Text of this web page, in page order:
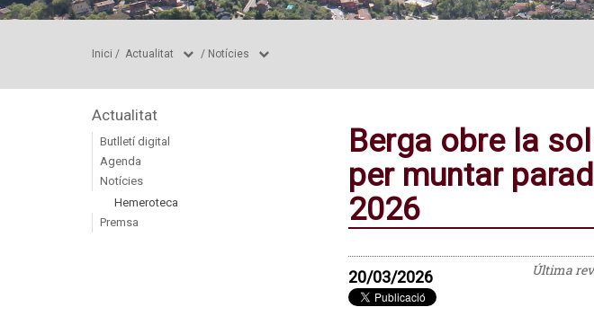
Inici / Actualitat / Notícies
Actualitat
Butlletí digital
Agenda
Notícies
Hemeroteca
Premsa
Berga obre la
per muntar
2026
Última
20/03/2026